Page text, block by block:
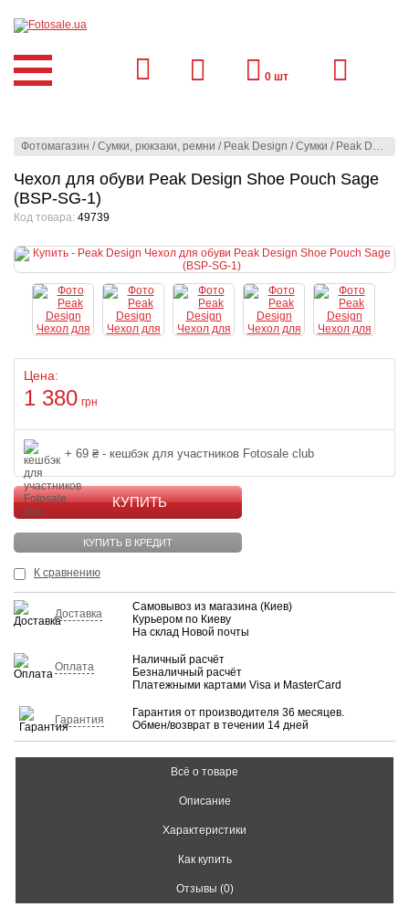
Фотомагазин /Сумки, рюкзаки, ремни / Peak Design /Сумки / Peak Design
Чехол для обуви Peak Design Shoe Pouch Sage
(BSP-SG-1)
Код товара: 49739
Цена:
1 380 грн
+ 69 ₴ - кешбэк для участников Fotosale club
КУПИТЬ
КУПИТЬ В КРЕДИТ
К сравнению
Доставка
Самовывоз из магазина (Киев)
Курьером по Киеву
На склад Новой почты
Оплата
Наличный расчёт
Безналичный расчёт
Платежными картами Visa и MasterCard
Гарантия
Гарантия от производителя 36 месяцев.
Обмен/возврат в течении 14 дней
Всё о товаре
Описание
Характеристики
Как купить
Отзывы (0)
0 шт